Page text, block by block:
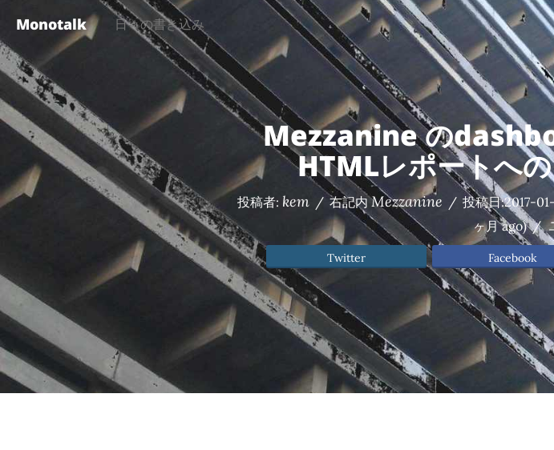
Monotalk 日々の書き込み
Mezzanine の
HTMLレポートへ
投稿者: kem / 右記内Mezzanine / 投稿日:2017-
ヶ月 ago) /
Twitter Facebook